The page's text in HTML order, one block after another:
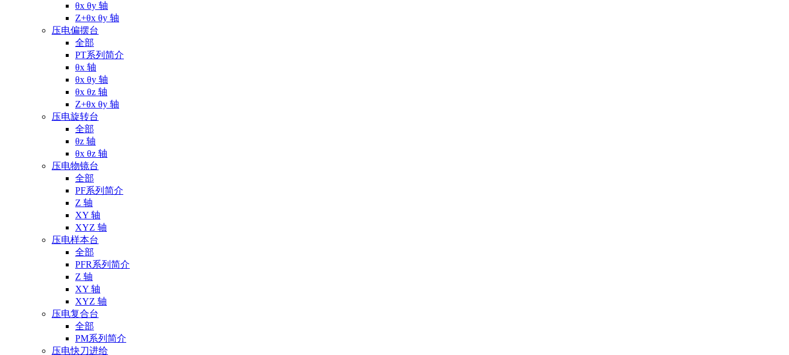
θx θy 轴
Z+θx θy 轴
压电偏摆台
全部
PT系列简介
θx 轴
θx θy 轴
θx θz 轴
Z+θx θy 轴
压电旋转台
全部
θz 轴
θx θz 轴
压电物镜台
全部
PF系列简介
Z 轴
XY 轴
XYZ 轴
压电样本台
全部
PFR系列简介
Z 轴
XY 轴
XYZ 轴
压电复合台
全部
PM系列简介
压电快刀进给